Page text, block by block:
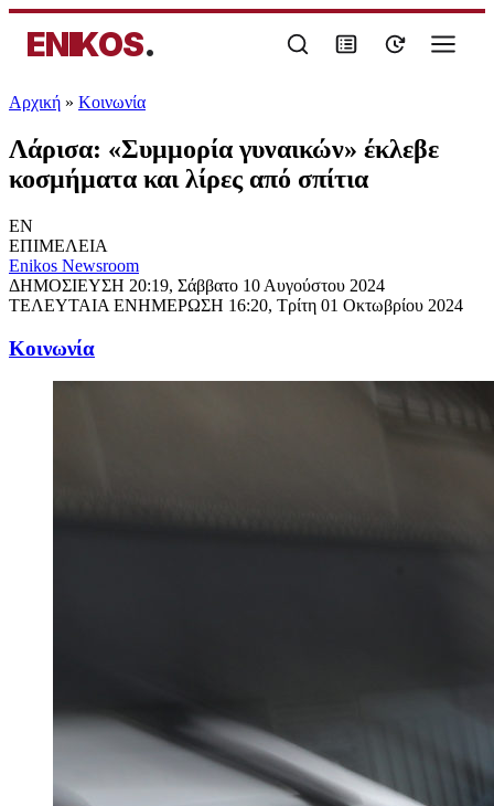
ENIKOS.
Αρχική » Κοινωνία
Λάρισα: «Συμμορία γυναικών» έκλεβε
κοσμήματα και λίρες από σπίτια
EN
ΕΠΙΜΕΛΕΙΑ
Enikos Newsroom
ΔΗΜΟΣΙΕΥΣΗ 20:19, Σάββατο 10 Αυγούστου 2024
ΤΕΛΕΥΤΑΙΑ ΕΝΗΜΕΡΩΣΗ 16:20, Τρίτη 01 Οκτωβρίου 2024
Κοινωνία